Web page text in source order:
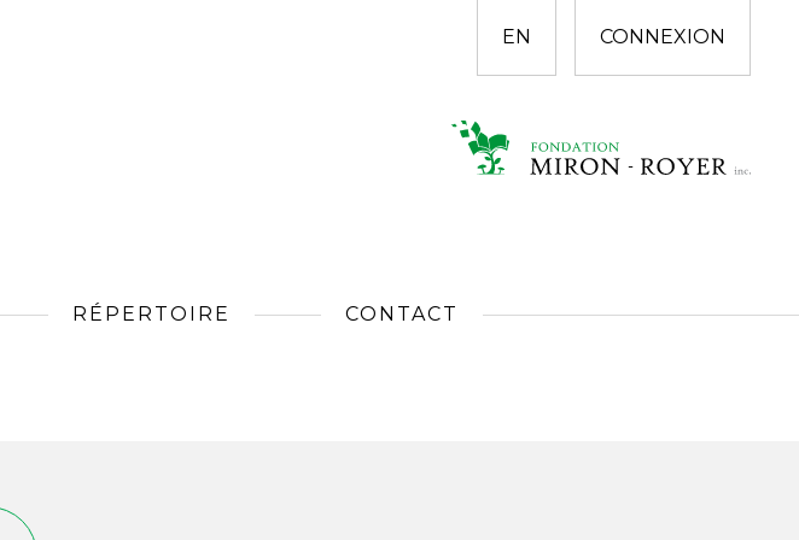
EN CONNEXION
RÉPERTOIRE CONTACT